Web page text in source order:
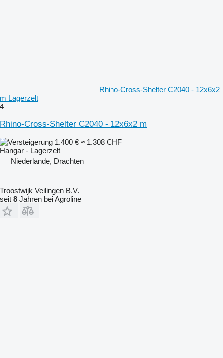
Rhino-Cross-Shelter C2040 - 12x6x2
m Lagerzelt
4
Rhino-Cross-Shelter C2040 - 12x6x2 m
1.400 € ≈ 1.308 CHF
Hangar - Lagerzelt
Niederlande, Drachten
Troostwijk Veilingen B.V.
seit 8 Jahren bei Agroline